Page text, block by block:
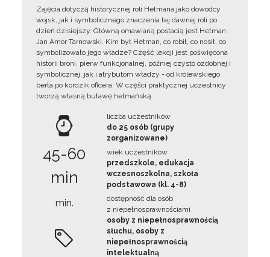
Zajęcia dotyczą historycznej roli Hetmana jako dowódcy
wojsk, jak i symbolicznego znaczenia tej dawnej roli po
dzień dzisiejszy. Główną omawianą postacią jest Hetman
Jan Amor Tarnowski. Kim był Hetman, co robił, co nosił, co
symbolizowało jego władze? Część lekcji jest poświęcona
historii broni, pierw funkcjonalnej, później czysto ozdobnej i
symbolicznej, jak i atrybutom władzy - od królewskiego
berła po kordzik oficera. W części praktycznej uczestnicy
tworzą własną buławę hetmańską.
45-60
min
min.
liczba uczestników
do 25 osób (grupy
zorganizowane)
wiek uczestników
przedszkole, edukacja
wczesnoszkolna, szkoła
podstawowa (kl. 4-8)
dostępność dla osób
z niepełnosprawnościami
osoby z niepełnosprawnością
słuchu, osoby z
niepełnosprawnością
intelektualną